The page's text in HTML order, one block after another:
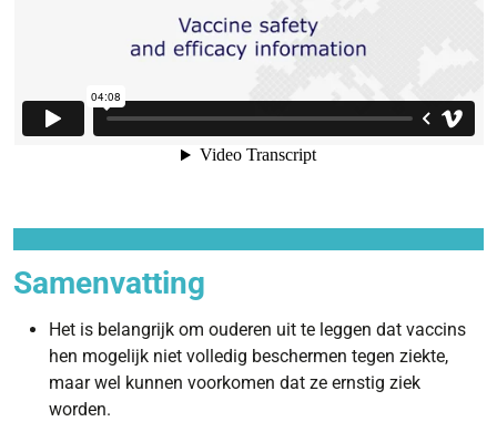
Samenvatting
Het is belangrijk om ouderen uit te leggen dat vaccins
hen mogelijk niet volledig beschermen tegen ziekte,
maar wel kunnen voorkomen dat ze ernstig ziek
worden.